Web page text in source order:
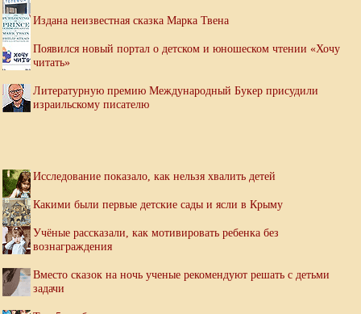
Издана неизвестная сказка Марка Твена
Появился новый портал о детском и юношеском чтении «Хочу
читать»
Литературную премию Международный Букер присудили
израильскому писателю
Исследование показало, как нельзя хвалить детей
Какими были первые детские сады и ясли в Крыму
Учёные рассказали, как мотивировать ребенка без
вознаграждения
Вместо сказок на ночь ученые рекомендуют решать с детьми
задачи